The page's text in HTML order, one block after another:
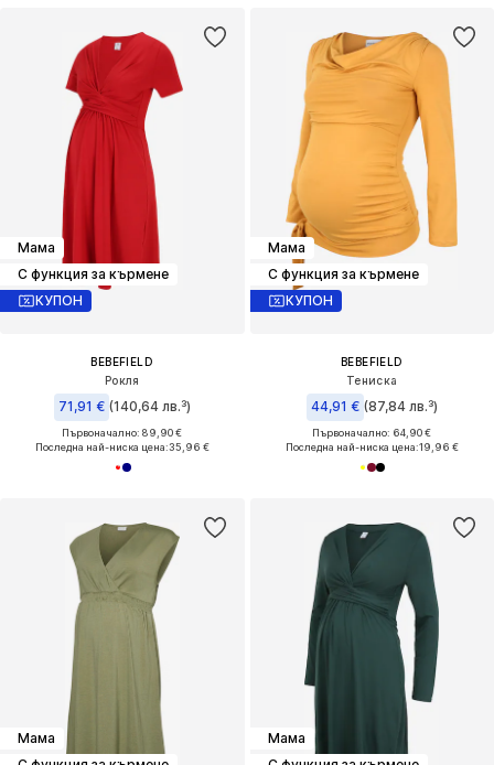
Мама
С функция за кърмене
КУПОН
BEBEFIELD
Рокля
71,91 € (140,64 лв.³)
Първоначално: 89,90 €
Последна най-ниска цена:35,96 €
Мама
С функция за кърмене
КУПОН
BEBEFIELD
Тениска
44,91 € (87,84 лв.³)
Първоначално: 64,90 €
Последна най-ниска цена:19,96 €
Мама
Мама